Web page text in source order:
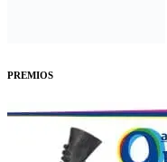
PREMIOS